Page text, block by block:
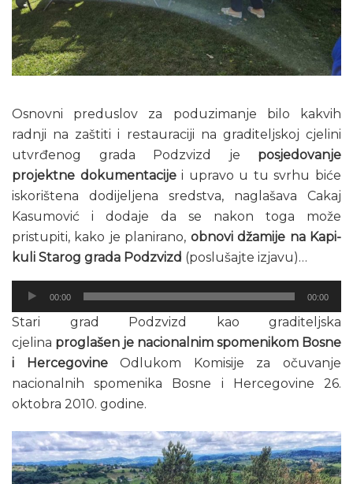
Osnovni preduslov za poduzimanje bilo kakvih
radnji na zaštiti i restauraciji na graditeljskoj cjelini
utvrđenog grada Podzvizd je posjedovanje
projektne dokumentacijei upravo u tu svrhu biće
iskorištena dodijeljena sredstva, naglašava Cakaj
Kasumović i dodaje da se nakon toga može
pristupiti, kako je planirano, obnovi džamije na Kapi-
kuli Starog grada Podzvizd (poslušajte izjavu)…
Audio
Player
00:00 00:00
Stari grad Podzvizd kao graditeljska
cjelina proglašen je nacionalnim spomenikom Bosne
i HercegovineOdlukom Komisije za očuvanje
nacionalnih spomenika Bosne i Hercegovine 26.
oktobra 2010. godine.